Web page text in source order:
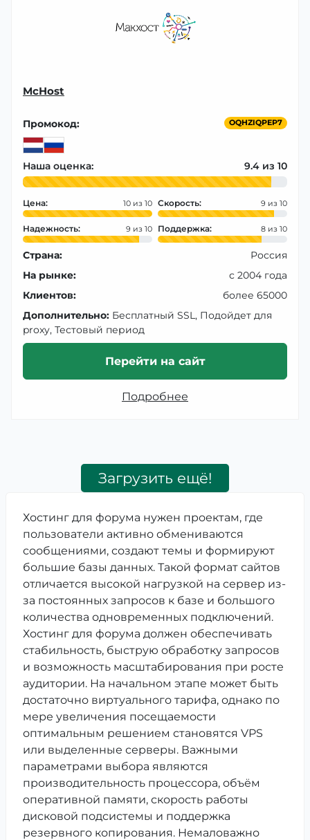
Хостинг для форума нужен проектам, где
пользователи активно обмениваются
сообщениями, создают темы и формируют
большие базы данных. Такой формат сайтов
отличается высокой нагрузкой на сервер из-
за постоянных запросов к базе и большого
количества одновременных подключений.
Хостинг для форума должен обеспечивать
стабильность, быструю обработку запросов
и возможность масштабирования при росте
аудитории. На начальном этапе может быть
достаточно виртуального тарифа, однако по
мере увеличения посещаемости
оптимальным решением становятся VPS
или выделенные серверы. Важными
параметрами выбора являются
производительность процессора, объём
оперативной памяти, скорость работы
дисковой подсистемы и поддержка
резервного копирования. Немаловажно
McHost
Промокод: OQHZIQPEP7
Наша оценка: 9.4
Цена: 10 Скорость: 9
Надежность: 9 Поддержка: 8
Страна:
Россия
На рынке:
с 2004 года
Клиентов:
более 65000
Дополнительно: Бесплатный SSL, Подойдет для
proxy, Тестовый период
Перейти на сайт
Подробнее
Загрузить ещё!